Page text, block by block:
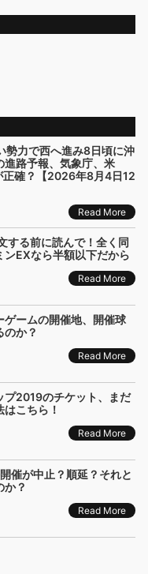
勢力で西へ進み8日頃に沖
進路予報、気象庁、米
正確？【2026年8月4日12
Read More
する前に読んで！全く同
ンEXなら半額以下だから
Read More
ゲームの開催地、開催球
のか？
Read More
プ2019のチケット、まだ
こちら！
Read More
催が中止？順延？それと
か？
Read More